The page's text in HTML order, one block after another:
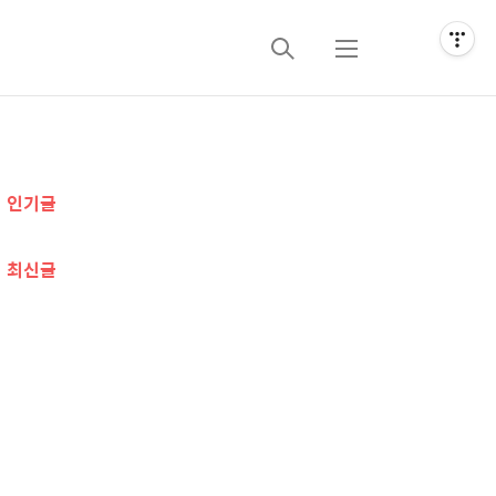
검
메
추
정
인기글
최신글